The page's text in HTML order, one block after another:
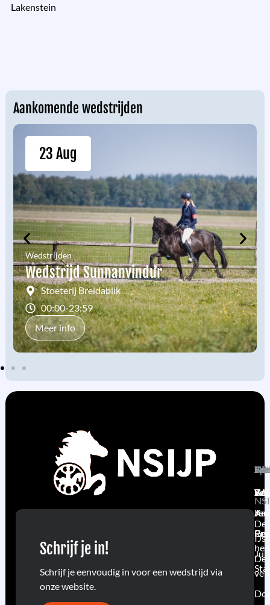
Lakenstein
Aankomende wedstrijden
05 Sep
Wedstrijden
Regionale Indoorwedstrijd
Hestagaman
nvt.
00:00-23:59
Meer info
Schrijf je in!
Schrijf je eenvoudig in voor een wedstrijd via
onze website.
De
De